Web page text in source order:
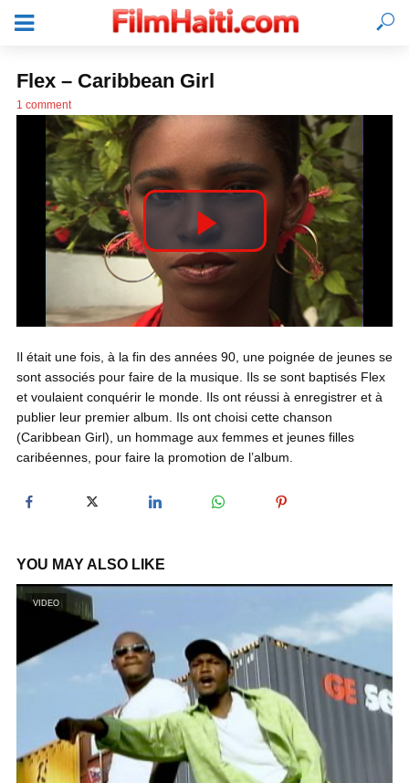
Flex – Caribbean Girl
1 comment
P
l
a
y
V
e
o
Il était une fois, à la fin des années 90, une poignée de jeunes se
sont associés pour faire de la musique. Ils se sont baptisés Flex
et voulaient conquérir le monde. Ils ont réussi à enregistrer et à
publier leur premier album. Ils ont choisi cette chanson
(Caribbean Girl), un hommage aux femmes et jeunes filles
caribéennes, pour faire la promotion de l’album.
YOU MAY ALSO LIKE
VIDEO